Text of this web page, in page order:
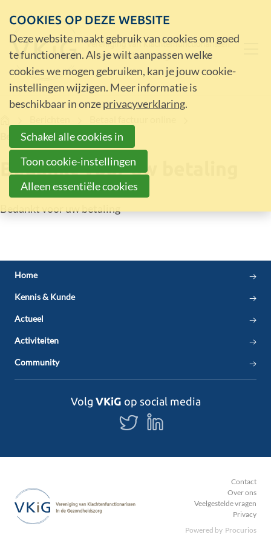
Bedankt voor uw betaling
Bedankt voor uw betaling
Bedankt voor uw betaling
Home
Kennis & Kunde
Actueel
Activiteiten
Community
Volg VKiG op social media
Volg
ons
Contact
Over ons
Veelgestelde vragen
Privacy
Powered by Procurios
COOKIES OP DEZE WEBSITE
Deze website maakt gebruik van cookies om goed
te functioneren. Als je wilt aanpassen welke
cookies we mogen gebruiken, kan je jouw cookie-
instellingen wijzigen. Meer informatie is
beschikbaar in onzeprivacyverklaring.
Schakel alle cookies in
Toon cookie-instellingen
Alleen essentiële cookies